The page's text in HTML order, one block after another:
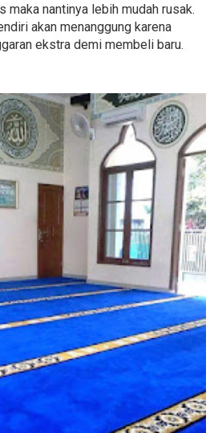
maka nantinya lebih mudah rusak.
akan menanggung karena
ekstra demi membeli baru.